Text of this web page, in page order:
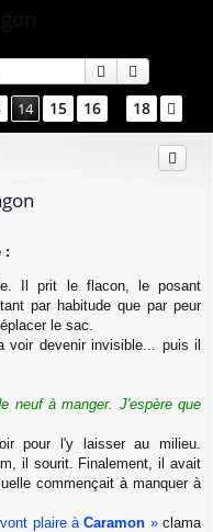
Rechercher
14 15 16 18
:
Il prit le flacon, le posant
par habitude que par peur
le sac.
voir devenir invisible... puis il
neuf à manger. J'espère que
pour l'y laisser au milieu.
il sourit. Finalement, il avait
commençait à manquer à
plaire àCaramon »clama